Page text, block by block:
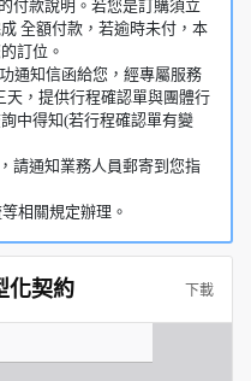
付款說明。若您是訂購須立
全額付款，若逾時未付，本
訂位。
通知信函給您，經專屬服務
天，提供行程確認單與團體行
中得知(若行程確認單有變
請通知業務人員郵寄到您指
相關規定辦理。
化契約 下載